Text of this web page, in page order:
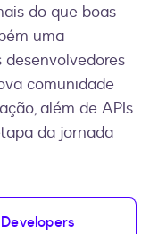
do que boas
uma
comunidade
além de APIs
da jornada